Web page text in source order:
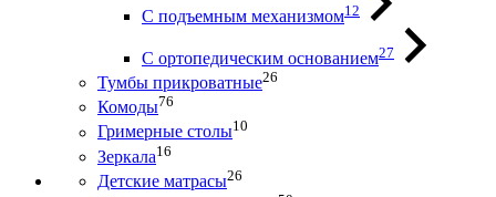
С подъемным механизмом12
С ортопедическим основанием27
Тумбы прикроватные26
Комоды76
Гримерные столы10
Зеркала16
Детские матрасы26